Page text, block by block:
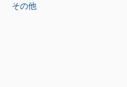
その他